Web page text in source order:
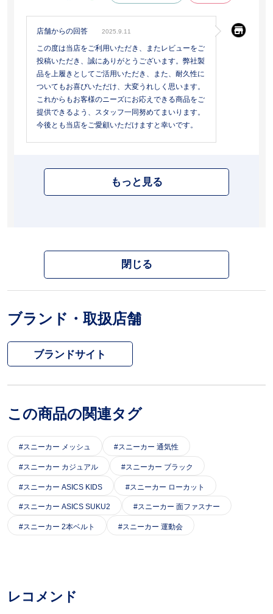
店舗からの回答 2025.9.11
この度は当店をご利用いただき、またレビューをご
投稿いただき、誠にありがとうございます。弊社製
品を上履きとしてご活用いただき、また、耐久性に
ついてもお喜びいただけ、大変うれしく思います。
これからもお客様のニーズにお応えできる商品をご
提供できるよう、スタッフ一同努めてまいります。
今後とも当店をご愛顧いただけますと幸いです。
もっと見る
閉じる
ブランド・取扱店舗
ブランドサイト
この商品の関連タグ
スニーカー メッシュ スニーカー 通気性
スニーカー カジュアル スニーカー ブラック
スニーカー ASICS KIDS スニーカー ローカット
スニーカー ASICS SUKU2 スニーカー 面ファスナー
スニーカー 2本ベルト スニーカー 運動会
レコメンド